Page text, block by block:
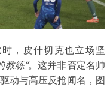
，皮什切克也立场坚
教练”。这并非否定名帅
动与高压反抢闻名，图